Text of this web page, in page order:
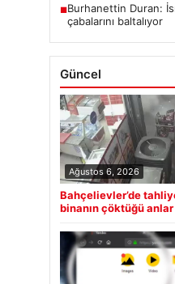
■Burhanettin Duran:
çabalarını baltalıyor
Güncel
Ağustos 6, 2026
Bahçelievler’de
binanın çöktüğü anlar